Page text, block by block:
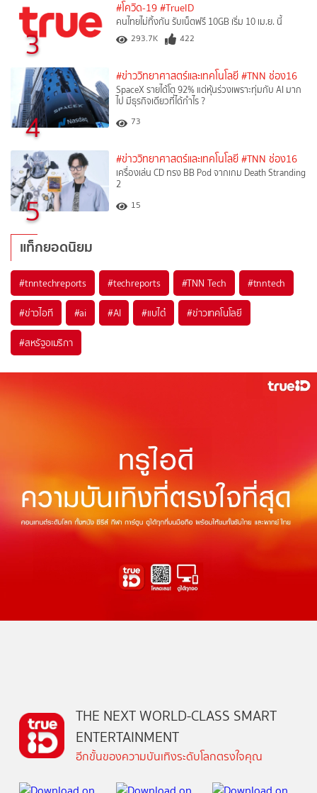
3
#โควิด-19 #TrueID
คนไทยไม่ทิ้งกัน รับเน็ตฟรี 10GB เริ่ม 10 เม.ย. นี้
293.7K 422
4
#ข่าววิทยาศาสตร์และเทคโนโลยี #TNN ช่อง16
SpaceX รายได้โต 92% แต่หุ้นร่วงเพราะทุ่มกับ AI มาก
ไป มีธุรกิจเดียวที่ได้กำไร ?
73
5
#ข่าววิทยาศาสตร์และเทคโนโลยี #TNN ช่อง16
เครื่องเล่น CD ทรง BB Pod จากเกม Death Stranding
2
15
แท็กยอดนิยม
#tnntechreports #techreports #TNN Tech #tnntech
#ข่าวไอที #ai #AI #แบไต๋ #ข่าวเทคโนโลยี
#สหรัฐอเมริกา
THE NEXT WORLD-CLASS SMART
ENTERTAINMENT
อีกขั้นของความบันเทิงระดับโลกตรงใจคุณ